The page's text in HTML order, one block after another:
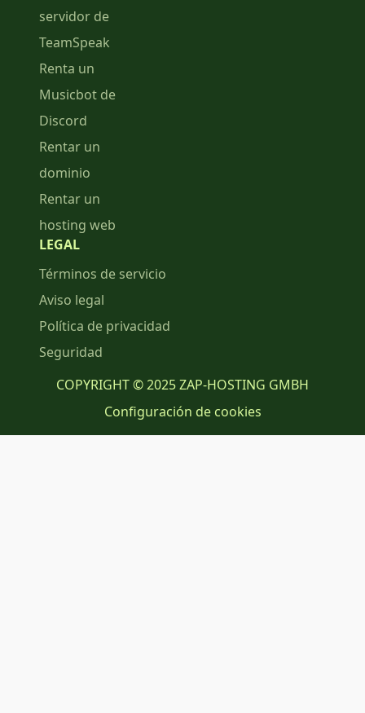
servidor de
TeamSpeak
Renta un
Musicbot de
Discord
Rentar un
dominio
Rentar un
hosting web
LEGAL
Términos de servicio
Aviso legal
Política de privacidad
Seguridad
COPYRIGHT © 2025 ZAP-HOSTING GMBH
Configuración de cookies